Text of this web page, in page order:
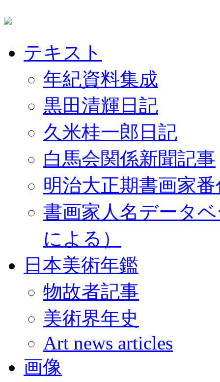
テキスト
年紀資料集成
黒田清輝日記
久米桂一郎日記
白馬会関係新聞記事
明治大正期書画家
書画家人名データ
による）
日本美術年鑑
物故者記事
美術界年史
Art news articles
画像